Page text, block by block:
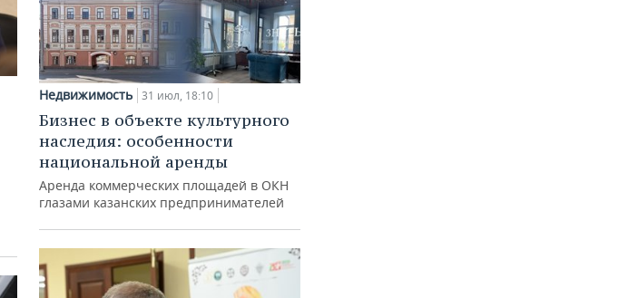
Недвижимость 31 июл, 18:10
Бизнес в объекте культурного
наследия: особенности
национальной аренды
Аренда коммерческих площадей в ОКН
глазами казанских предпринимателей